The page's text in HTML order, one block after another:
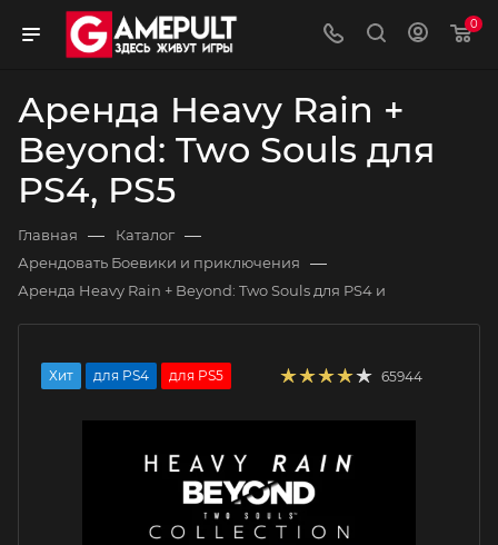
0
Аренда Heavy Rain +
Beyond: Two Souls для
PS4, PS5
Главная — Каталог —
Арендовать Боевики и приключения —
Аренда Heavy Rain + Beyond: Two Souls для PS4 и
Хит для PS4 для PS5 65944